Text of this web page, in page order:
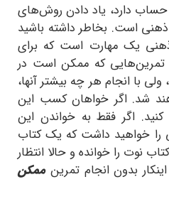
دارد، یاد دادن روش‌های
ذهنی است. بخاطر داشته باشید
یک مهارت است که برای
تمرین‌هایی که ممکن است در
با انجام هر چه بیشتر آنها،
شد. اگر خواهان کسب این
اگر فقط به خواندن این
را خواهید داشت که یک کتاب
نوت را خوانده و حالا انتظار
اینکار بدون انجام تمرینممکن